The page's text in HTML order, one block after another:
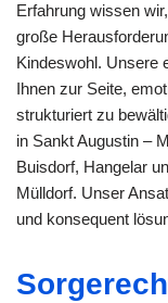
Erfahrung wissen
große
Kindeswohl. Unsere
Ihnen zur Seite,
strukturiert zu
in Sankt Augustin –
Buisdorf, Hangelar
Mülldorf. Unser
und konsequent